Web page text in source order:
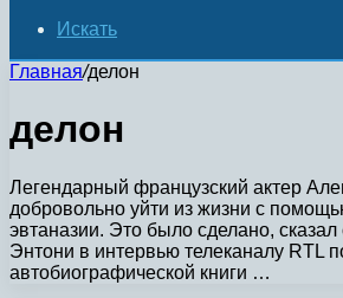
Искать
Главная/делон
делон
Легендарный французский актер
добровольно уйти из жизни с
эвтаназии. Это было сделано,
Энтони в интервью телеканалу RTL
автобиографической книги …